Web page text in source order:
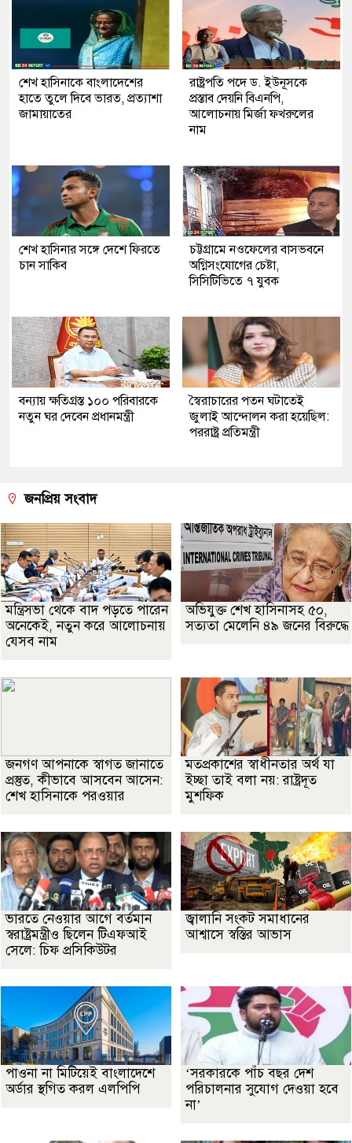
শেখ হাসিনাকে বাংলাদেশের
হাতে তুলে দিবে ভারত, প্রত্যাশা
জামায়াতের
রাষ্ট্রপতি পদে ড. ইউনূসকে
প্রস্তাব দেয়নি বিএনপি,
আলোচনায় মির্জা ফখরুলের
নাম
শেখ হাসিনার সঙ্গে দেশে ফিরতে
চান সাকিব
চট্টগ্রামে নওফেলের বাসভবনে
অগ্নিসংযোগের চেষ্টা,
সিসিটিভিতে ৭ যুবক
বন্যায় ক্ষতিগ্রস্ত ১০০ পরিবারকে
নতুন ঘর দেবেন প্রধানমন্ত্রী
স্বৈরাচারের পতন ঘটাতেই
জুলাই আন্দোলন করা হয়েছিল:
পররাষ্ট্র প্রতিমন্ত্রী
জনপ্রিয় সংবাদ
মন্ত্রিসভা থেকে বাদ পড়তে পারেন
অনেকেই, নতুন করে আলোচনায়
যেসব নাম
অভিযুক্ত শেখ হাসিনাসহ ৫০,
সত্যতা মেলেনি ৪৯ জনের বিরুদ্ধে
জনগণ আপনাকে স্বাগত জানাতে
প্রস্তুত, কীভাবে আসবেন আসেন:
শেখ হাসিনাকে পরওয়ার
মতপ্রকাশের স্বাধীনতার অর্থ যা
ইচ্ছা তাই বলা নয়: রাষ্ট্রদূত
মুশফিক
ভারতে নেওয়ার আগে বর্তমান
স্বরাষ্ট্রমন্ত্রীও ছিলেন টিএফআই
সেলে: চিফ প্রসিকিউটর
জ্বালানি সংকট সমাধানের
আশ্বাসে স্বস্তির আভাস
পাওনা না মিটিয়েই বাংলাদেশে
অর্ডার স্থগিত করল এলপিপি
‘সরকারকে পাঁচ বছর দেশ
পরিচালনার সুযোগ দেওয়া হবে
না’